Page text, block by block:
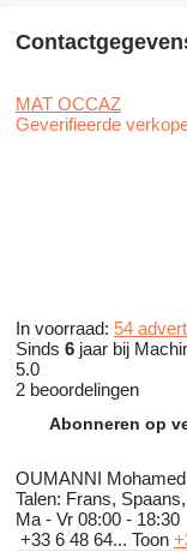
MAT OCCAZ
Geverifieerde
In voorraad: 54
Sinds 6 jaar bij
5.0
2 beoordelingen
Abonneren op
OUMANNI Mohamed
Talen: Frans,
Ma - Vr 08:00 - 18:30
+33 6 48 64... Toon